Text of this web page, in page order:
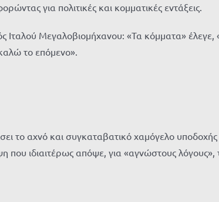
για πολιτικές και κομματικές εντάξεις.
Μεγαλοβιομήχανου: «Τα κόμματα»
το επόμενο».
το αχνό και συγκαταβατικό χαμόγελο
που ιδιαιτέρως απόψε, για «αγνώστους